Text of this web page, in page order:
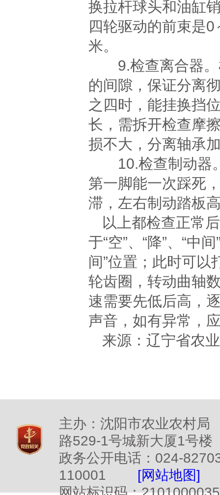
换拉杆球头和油缸
四轮驱动的前束是
米。
9.检查离合器。
的间隙，保证分离
之四时，能挂换挡
长，需拆开检查摩
损不大，分离轴承
10.检查制动器。
第一脚能一次踩死
滞，左右制动踏板
以上都检查正常
于“空”、“降”、“中
间”位置；此时可以
轮齿圈，转动曲轴
速需要先低后高，
声音，如有异常，
来源：辽宁省农
主办：沈阳市农业农村
路529-1号城新大厦1号楼
政务公开电话：024-
110001 [网站地图]